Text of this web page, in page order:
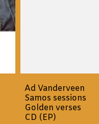
Ad Vanderveen
Samos sessions
Golden verses
CD (EP)